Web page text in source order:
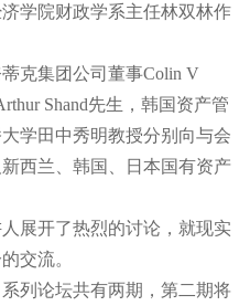
学院财政学系主任林双林作
克集团公司董事Colin V
Shand先生，韩国资产管
学田中秀明教授分别向与会
西兰、韩国、日本国有资产
展开了热烈的讨论，就现实
交流。
列论坛共有两期，第二期将